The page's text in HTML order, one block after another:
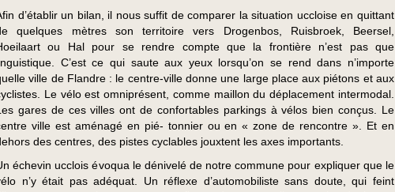
d’établir un bilan, il nous suffit de comparer la situation uccloise en quittant
quelques mètres son territoire vers Drogenbos, Ruisbroek, Beersel,
ou Hal pour se rendre compte que la frontière n’est pas que
C’est ce qui saute aux yeux lorsqu’on se rend dans n’importe
ville de Flandre : le centre-ville donne une large place aux piétons et aux
Le vélo est omniprésent, comme maillon du déplacement intermodal.
gares de ces villes ont de confortables parkings à vélos bien conçus. Le
ville est aménagé en pié- tonnier ou en « zone de rencontre ». Et en
des centres, des pistes cyclables jouxtent les axes importants.
échevin ucclois évoqua le dénivelé de notre commune pour expliquer que le
n’y était pas adéquat. Un réflexe d’automobiliste sans doute, qui feint